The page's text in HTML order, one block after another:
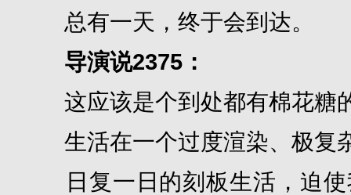
总有一天，终于会到达。
导演说2375：
这应该是个到处都有棉花糖
生活在一个过度渲染、极复
日复一日的刻板生活，迫使